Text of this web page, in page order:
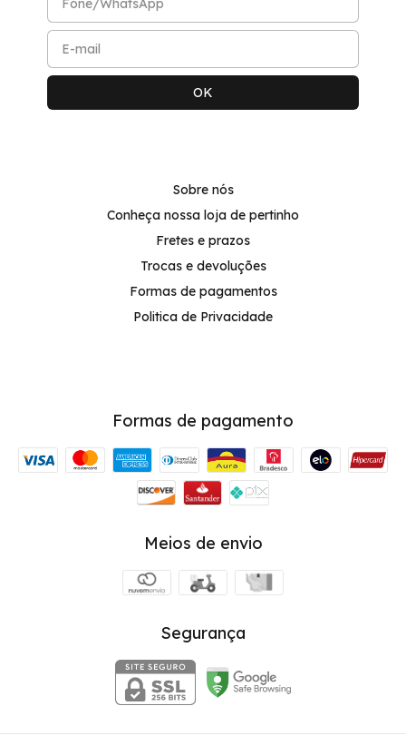
Sobre nós
Conheça nossa loja de pertinho
Fretes e prazos
Trocas e devoluções
Formas de pagamentos
Politica de Privacidade
Formas de pagamento
Meios de envio
Segurança